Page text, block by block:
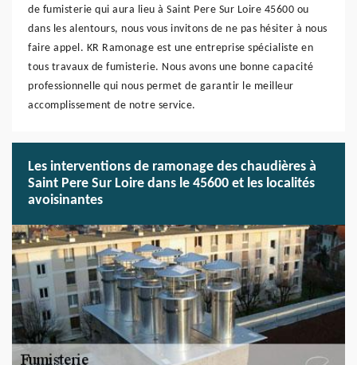
de fumisterie qui aura lieu à Saint Pere Sur Loire 45600 ou
dans les alentours, nous vous invitons de ne pas hésiter à nous
faire appel. KR Ramonage est une entreprise spécialiste en
tous travaux de fumisterie. Nous avons une bonne capacité
professionnelle qui nous permet de garantir le meilleur
accomplissement de notre service.
Les interventions de ramonage des chaudières à
Saint Pere Sur Loire dans le 45600 et les localités
avoisinantes